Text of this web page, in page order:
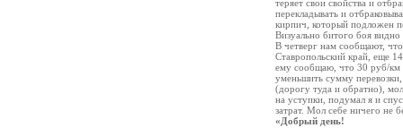
теряет свои свойства и
перекладывать и
кирпич, который подложен
Визуально битого боя
В четверг нам сообщают,
Ставропольский край, еще
ему сообщаю, что 30 руб/км
уменьшить сумму перевозки,
(дорогу туда и обратно),
на уступки, подумал я и
затрат. Мол себе ничего не
«Добрый день!